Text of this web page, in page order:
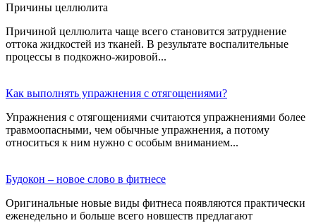
Причины целлюлита
Причиной целлюлита чаще всего становится затруднение
оттока жидкостей из тканей. В результате воспалительные
процессы в подкожно-жировой...
Как выполнять упражнения с отягощениями?
Упражнения с отягощениями считаются упражнениями более
травмоопасными, чем обычные упражнения, а потому
относиться к ним нужно с особым вниманием...
Будокон – новое слово в фитнесе
Оригинальные новые виды фитнеса появляются практически
еженедельно и больше всего новшеств предлагают